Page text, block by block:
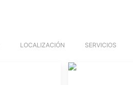
LOCALIZACIÓN SERVICIOS